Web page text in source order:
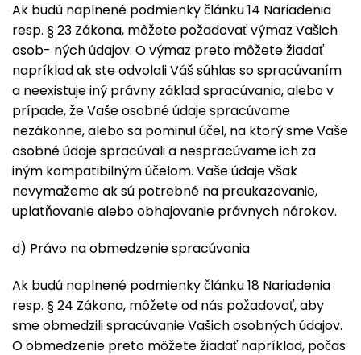
Ak budú naplnené podmienky článku 14 Nariadenia
resp. § 23 Zákona, môžete požadovať výmaz Vašich
osob- ných údajov. O výmaz preto môžete žiadať
napríklad ak ste odvolali Váš súhlas so spracúvaním
a neexistuje iný právny základ spracúvania, alebo v
prípade, že Vaše osobné údaje spracúvame
nezákonne, alebo sa pominul účel, na ktorý sme Vaše
osobné údaje spracúvali a nespracúvame ich za
iným kompatibilným účelom. Vaše údaje však
nevymažeme ak sú potrebné na preukazovanie,
uplatňovanie alebo obhajovanie právnych nárokov.
d) Právo na obmedzenie spracúvania
Ak budú naplnené podmienky článku 18 Nariadenia
resp. § 24 Zákona, môžete od nás požadovať, aby
sme obmedzili spracúvanie Vašich osobných údajov.
O obmedzenie preto môžete žiadať napríklad, počas